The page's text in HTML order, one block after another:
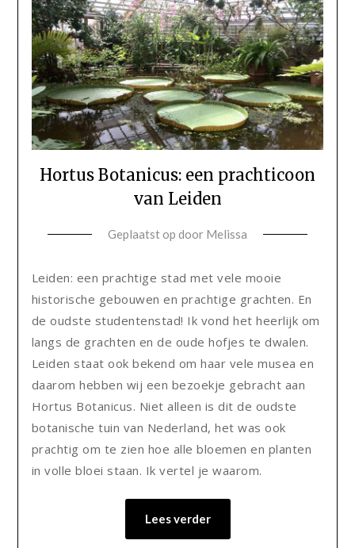
Hortus Botanicus: een prachticoon
van Leiden
Geplaatst op door Melissa
Leiden: een prachtige stad met vele mooie
historische gebouwen en prachtige grachten. En
de oudste studentenstad! Ik vond het heerlijk om
langs de grachten en de oude hofjes te dwalen.
Leiden staat ook bekend om haar vele musea en
daarom hebben wij een bezoekje gebracht aan
Hortus Botanicus. Niet alleen is dit de oudste
botanische tuin van Nederland, het was ook
prachtig om te zien hoe alle bloemen en planten
in volle bloei staan. Ik vertel je waarom.
Lees verder